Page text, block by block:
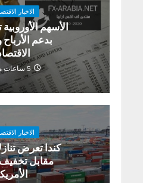
الاخبار
الأسهم
بدعم الأرباح
5 ساعات مضى
الاخبار
كندا تعرض
مقابل